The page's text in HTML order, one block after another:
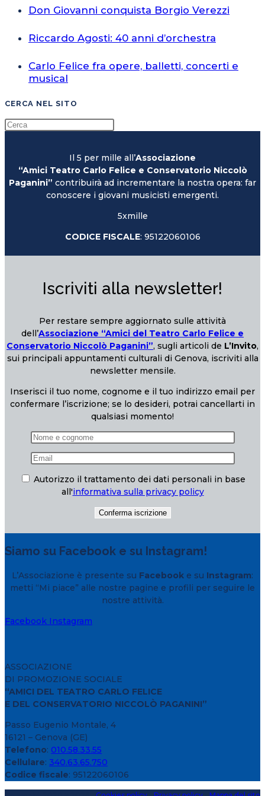
Don Giovanni conquista Borgio Verezzi
Riccardo Agosti: 40 anni d’orchestra
Carlo Felice fra opere, balletti, concerti e
musical
CERCA NEL SITO
Il 5 per mille all’Associazione
“Amici Teatro Carlo Felice e Conservatorio Niccolò
Paganini” contribuirà ad incrementare la nostra opera: far
conoscere i giovani musicisti emergenti.
5xmille
CODICE FISCALE: 95122060106
Iscriviti alla newsletter!
Per restare sempre aggiornato sulle attività
dell’Associazione “Amici del Teatro Carlo Felice e
Conservatorio Niccolò Paganini”, sugli articoli de L’Invito,
sui principali appuntamenti culturali di Genova, iscriviti alla
newsletter mensile.
Inserisci il tuo nome, cognome e il tuo indirizzo email per
confermare l’iscrizione; se lo desideri, potrai cancellarti in
qualsiasi momento!
Autorizzo il trattamento dei dati personali in base
all'informativa sulla privacy policy
Siamo su Facebook e su Instagram!
L’Associazione è presente su Facebook e su Instagram:
metti “Mi piace” alle nostre pagine e profili per seguire le
nostre attività.
Facebook Instagram
ASSOCIAZIONE
DI PROMOZIONE SOCIALE
“AMICI DEL TEATRO CARLO FELICE
E DEL CONSERVATORIO NICCOLÒ PAGANINI”
Passo Eugenio Montale, 4
16121 – Genova (GE)
Telefono: 010.58.33.55
Cellulare: 340.63.65.750
Codice fiscale: 95122060106